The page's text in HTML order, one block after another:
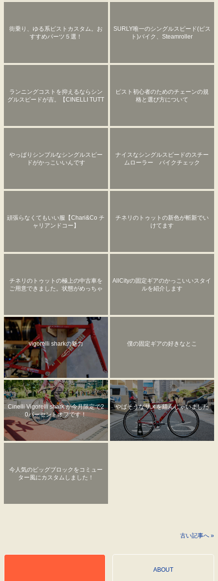
街乗り、ゆる系ピストカスタム。お
すすめパーツ５選！
SURLY唯一のシングルスピード(ピス
ト)バイク、Steamroller
ランニングコストを抑えるならシン
グルスピードが吉。【CINELLI TUTT
ピスト初心者のためのチェーンの規
格と選び方について
やっぱりシンプルなシングルスピー
ドがかっこいいんです
ナイスなシングルスピードのスチー
ムローラー バイクチェック
頑張らなくてもいい服【Chari&Co チ
ャリアンドコー】
チネリのトゥットの新色が斬新でい
けてます
チネリのトゥットの極上の中古車を
ご用意できました。状態がめっちゃ
AllCityの固定ギアのかっこいいスタイ
ルを紹介します
vigorelli sharkの魅力 僕の固定ギアの好きなとこ
Cinelli Vigorelli shark が今月限定で2
0パーセントオフです！
やばそうなサメを組んじゃいました
今人気のビッグブロックをコミュー
ター風にカスタムしました！
古い記事へ »
ABOUT